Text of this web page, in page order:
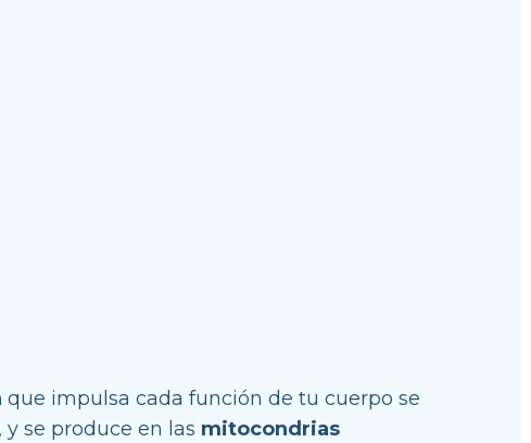
que impulsa cada función de tu cuerpo se
, y se produce en las mitocondrias